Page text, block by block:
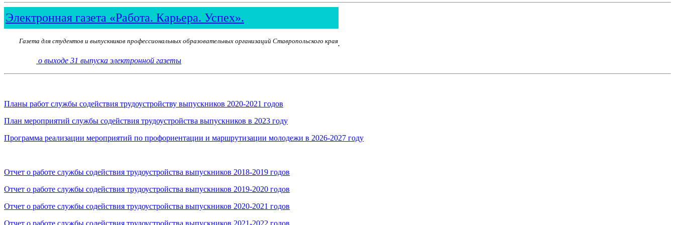
Электронная газета «Работа. Карьера. Успех».
Газета для студентов и выпускников профессиональных образовательных организаций Ставропольского края.
о выходе 31 выпуска электронной газеты
Планы работ службы содействия трудоустройству выпускников 2020-2021 годов
План мероприятий службы содействия трудоустройства выпускников в 2023 году
Программа реализации мероприятий по профориентации и маршрутизации молодежи в 2026-2027 году
Отчет о работе службы содействия трудоустройства выпускников 2018-2019 годов
Отчет о работе службы содействия трудоустройства выпускников 2019-2020 годов
Отчет о работе службы содействия трудоустройства выпускников 2020-2021 годов
Отчет о работе службы содействия трудоустройства выпускников 2021-2022 годов